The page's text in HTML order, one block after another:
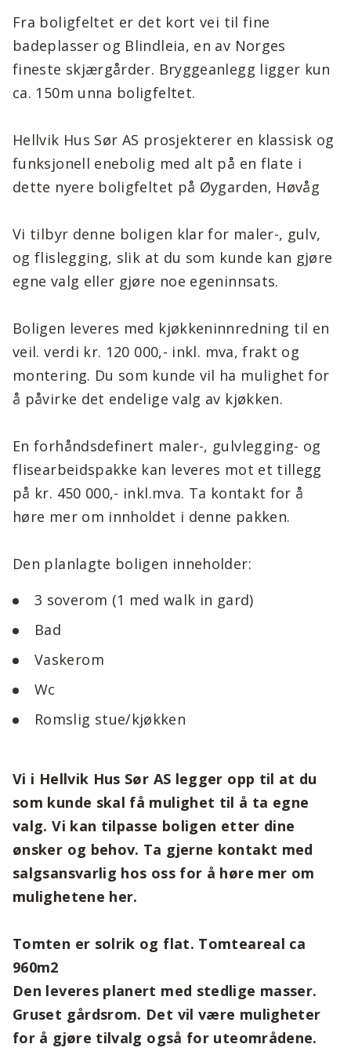
Fra boligfeltet er det kort vei til fine
badeplasser og Blindleia, en av Norges
fineste skjærgårder. Bryggeanlegg ligger kun
ca. 150m unna boligfeltet.
Hellvik Hus Sør AS prosjekterer en klassisk og
funksjonell enebolig med alt på en flate i
dette nyere boligfeltet på Øygarden, Høvåg
Vi tilbyr denne boligen klar for maler-, gulv,
og flislegging, slik at du som kunde kan gjøre
egne valg eller gjøre noe egeninnsats.
Boligen leveres med kjøkkeninnredning til en
veil. verdi kr. 120 000,- inkl. mva, frakt og
montering. Du som kunde vil ha mulighet for
å påvirke det endelige valg av kjøkken.
En forhåndsdefinert maler-, gulvlegging- og
flisearbeidspakke kan leveres mot et tillegg
på kr. 450 000,- inkl.mva. Ta kontakt for å
høre mer om innholdet i denne pakken.
Den planlagte boligen inneholder:
3 soverom (1 med walk in gard)
Bad
Vaskerom
Wc
Romslig stue/kjøkken
Vi i Hellvik Hus Sør AS legger opp til at du
som kunde skal få mulighet til å ta egne
valg. Vi kan tilpasse boligen etter dine
ønsker og behov. Ta gjerne kontakt med
salgsansvarlig hos oss for å høre mer om
mulighetene her.
Tomten er solrik og flat. Tomteareal ca
960m2
Den leveres planert med stedlige masser.
Gruset gårdsrom. Det vil være muligheter
for å gjøre tilvalg også for uteområdene.